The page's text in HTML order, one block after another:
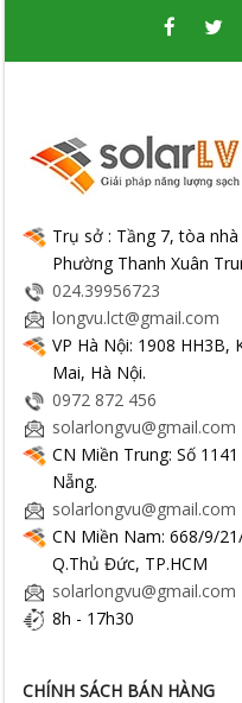
Trụ sở : Tầng 7, tòa
Phường Thanh Xuân
024.39956723
longvu.lct@gmail.com
VP Hà Nội: 1908
Mai, Hà Nội.
0972 872 456
solarlongvu@gmail.com
CN Miền Trung: Số
Nẵng.
solarlongvu@gmail.com
CN Miền Nam: 668/9/
Q.Thủ Đức, TP.HCM
solarlongvu@gmail.com
8h - 17h30
CHÍNH SÁCH BÁN HÀNG